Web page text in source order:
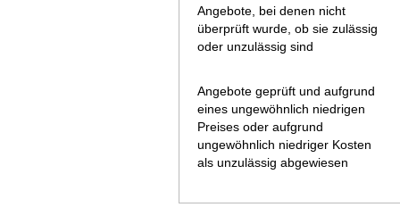
Angebote, bei denen nicht
überprüft wurde, ob sie zulässig
oder unzulässig sind
Angebote geprüft und aufgrund
eines ungewöhnlich niedrigen
Preises oder aufgrund
ungewöhnlich niedriger Kosten
als unzulässig abgewiesen